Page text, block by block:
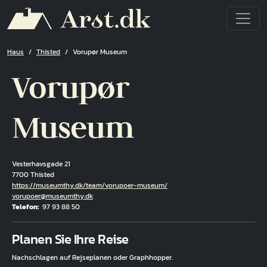
Pfadnavigation
Haus Thisted Vorupør Museum
Vorupør
Museum
Vesterhavsgade 21
7700 Thisted
Hjemmeside
https://museumthy.dk/team/vorupoer-museum/
E-Mail
vorupoer@museumthy.dk
Telefon 97 93 88 50
Planen Sie Ihre Reise
Nachschlagen auf Rejseplanen oder Graphhopper.